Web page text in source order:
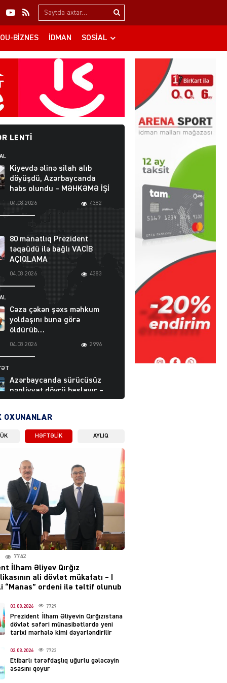
Search…
BIZNES İDMAN SOSIAL
LENTI
Kiyevdə əlinə silah alıb
döyüşdü, Azərbaycanda
həbs olundu – MƏHKƏMƏ İŞİ
04.08.2026 4382
80 manatlıq Prezident
təqaüdü ilə bağlı VACİB
AÇIQLAMA
04.08.2026 4383
Cəza çəkən şəxs məhkum
yoldaşını buna görə
öldürüb…
04.08.2026 2996
Azərbaycanda sürücüsüz
nəqliyyat dövrü başlayır –
BELƏ işləyəcək
04.08.2026
layihəsi ilə bağlı AÇIQLAMA
04.08.2026
Müharibə Rusiyanın belini
bükür
04.08.2026 3997
Ekranlardan uzaq qalan
məşhur aktrisanın yeni
çıxdı
04.08.2026 2161
Hüseyn Həsənov haqqında
həbs qərarı verildi –
Milyonluq əmlakı müsadirə
OXUNANLAR
HƏFTƏLIK AYLIQ
7742
İlham Əliyev Qırğız
ali dövlət mükafatı – I
“Manas” ordeni ilə təltif olunub
03.08.2026 7729
Prezident İlham Əliyevin Qırğızıstana
dövlət səfəri münasibətlərdə yeni
tarixi mərhələ kimi dəyərləndirilir
02.08.2026 7723
Etibarlı tərəfdaşlıq uğurlu gələcəyin
əsasını qoyur